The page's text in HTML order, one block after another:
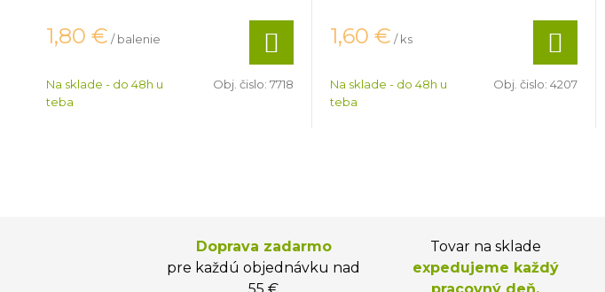
1,80 € / balenie
Na sklade - do 48h u
teba
Obj. čislo: 7718
1,60 € / ks
Na sklade - do 48h u
teba
Obj. čislo: 4207
Doprava zadarmo
pre každú objednávku nad
Tovar na sklade
expedujeme každý